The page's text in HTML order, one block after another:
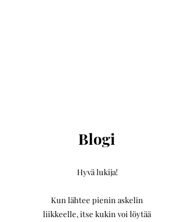
Blogi
Hyvä lukija!
Kun lähtee pienin askelin
liikkeelle,itse kukin voi löytää